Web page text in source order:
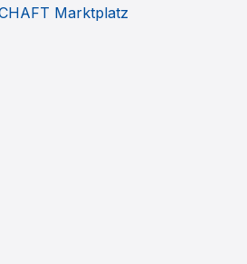
Marktplatz